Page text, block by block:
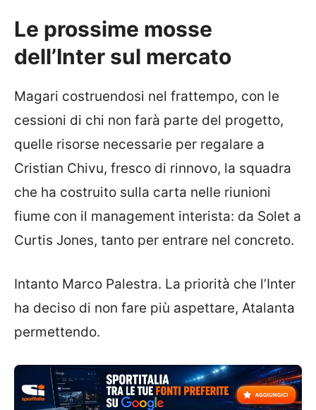
Le prossime mosse
dell’Inter sul mercato
Magari costruendosi nel frattempo, con le
cessioni di chi non farà parte del progetto,
quelle risorse necessarie per regalare a
Cristian Chivu, fresco di rinnovo, la squadra
che ha costruito sulla carta nelle riunioni
fiume con il management interista: da Solet a
Curtis Jones, tanto per entrare nel concreto.
Intanto Marco Palestra. La priorità che l’Inter
ha deciso di non fare più aspettare, Atalanta
permettendo.